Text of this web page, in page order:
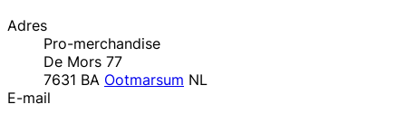
Adres
Pro-merchandise
De Mors 77
7631 BA Ootmarsum NL
E-mail